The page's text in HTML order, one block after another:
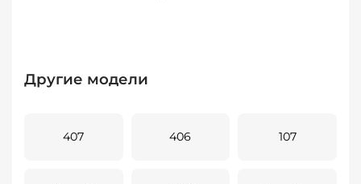
Другие модели
407 406 107